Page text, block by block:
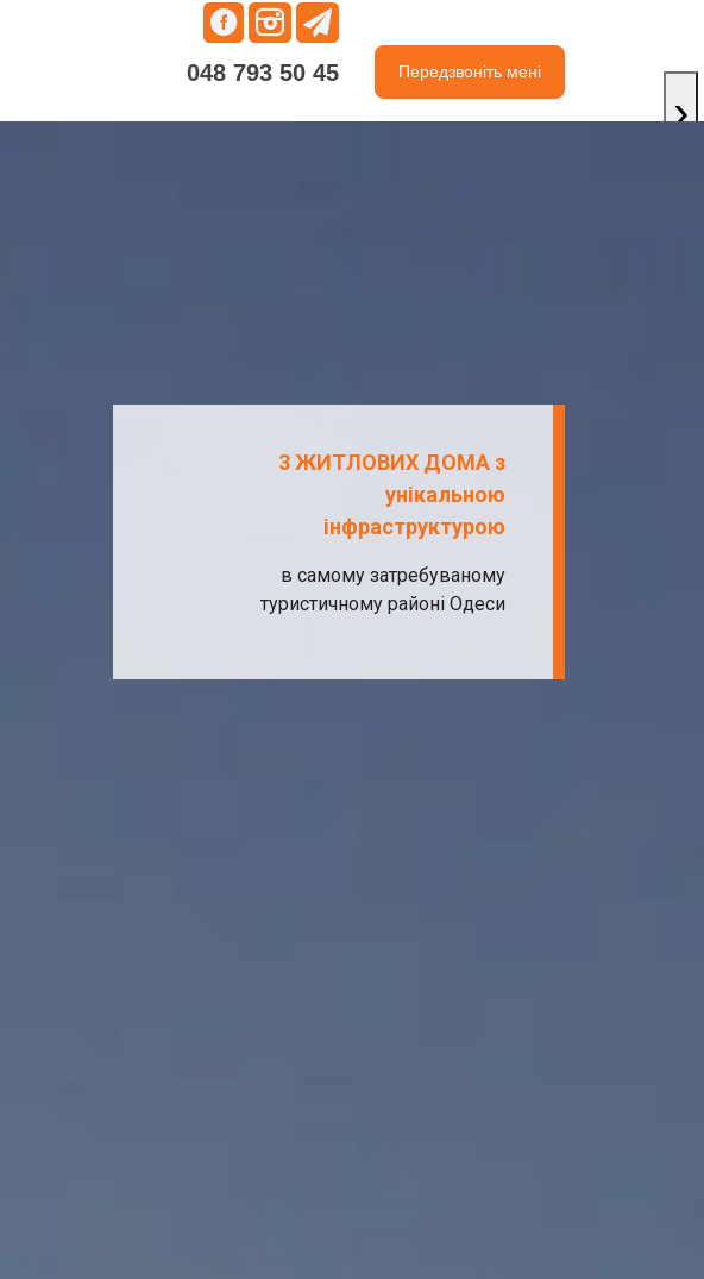
048 793 50 45 Передзвоніть мені
048 793 50 45
3 ЖИТЛОВИХ ДОМА з
унікальною
інфраструктурою
в самому затребуваному
туристичному районі Одеси
›